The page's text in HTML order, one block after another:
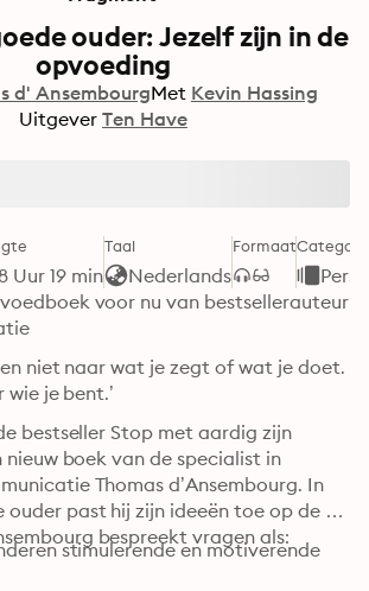
ouder: Jezelf zijn in de
opvoeding
d' AnsembourgMet Kevin Hassing
Uitgever Ten Have
Uur 19 min
Taal
Nederlands
Formaat
voor nu van bestsellerauteur
niet naar wat je zegt of wat je doet.
je bent.’
bestseller Stop met aardig zijn
nieuw boek van de specialist in
Thomas d’Ansembourg. In
ouder past hij zijn ideeën toe op de
bespreekt vragen als:
stimulerende en motiverende